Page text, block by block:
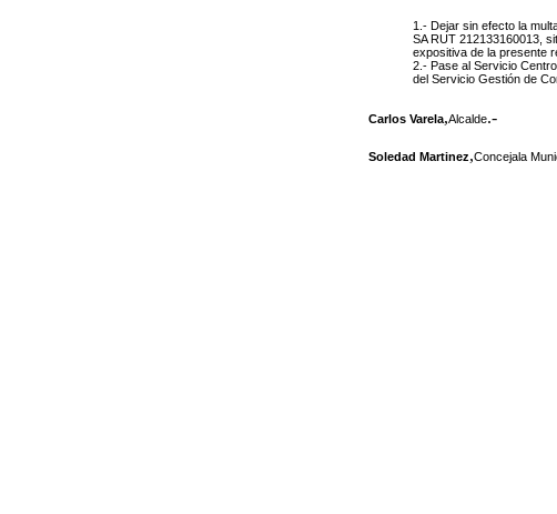
1.- Dejar sin efecto la
SA RUT 212133160013,
expositiva de la presente
2.- Pase al Servicio
del Servicio Gestión de
Carlos Varela,Alcalde.-
Soledad Martinez,Concejala